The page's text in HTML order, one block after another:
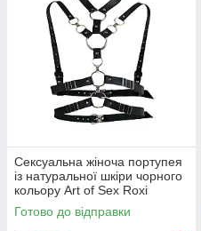
Сексуальна жіноча портупея
із натуральної шкіри чорного
кольору Art of Sex Roxi
розмір XS/2XL Кайф
Готово до відправки